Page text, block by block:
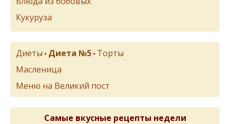
Кукуруза
Диеты • Диета №5 • Торты
Масленица
Меню на Великий пост
Самые вкусные рецепты недели